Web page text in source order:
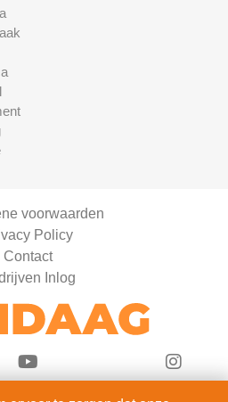
voorwaarden
Policy
Contact
Inlog